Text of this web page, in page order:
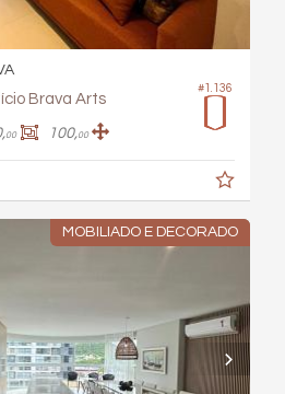
#1.136
Brava Arts
00 100,00
MOBILIADO E DECORADO